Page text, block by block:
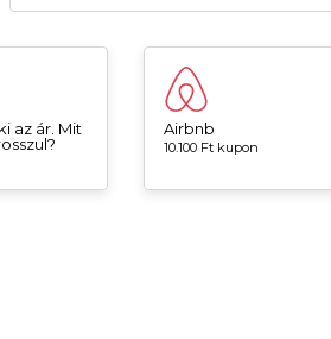
az ár. Mit
Airbnb
10.100 Ft kupon